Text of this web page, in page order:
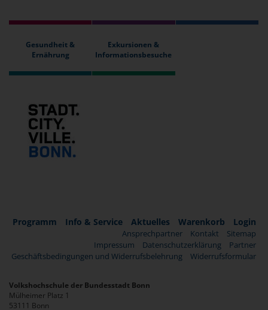
Gesundheit &
Ernährung
Exkursionen &
Informationsbesuche
Programm Info & Service Aktuelles Warenkorb Login
Ansprechpartner Kontakt
Sitemap
Impressum
Datenschutzerklärung
Partner
Geschäftsbedingungen und Widerrufsbelehrung
Widerrufsformular
Volkshochschule der Bundesstadt Bonn
Mülheimer Platz 1
53111 Bonn